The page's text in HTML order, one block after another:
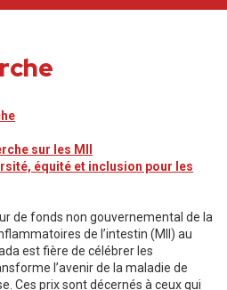
sur les MII
équité et inclusion pour les
de fonds non gouvernemental de la
de l’intestin (MII) au
est fière de célébrer les
l’avenir de la maladie de
Ces prix sont décernés à ceux qui